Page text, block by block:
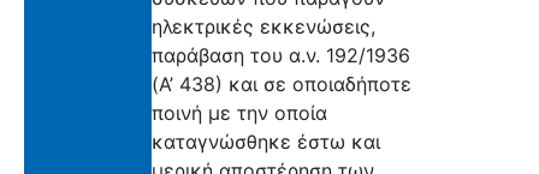
ηλεκτρικές εκκενώσεις,
παράβαση του α.ν. 192/1936
(Α’ 438) και σε οποιαδήποτε
ποινή με την οποία
καταγνώσθηκε έστω και